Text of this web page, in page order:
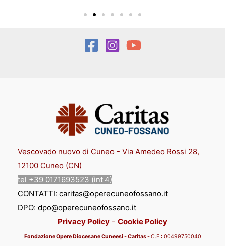
Vescovado nuovo di Cuneo - Via Amedeo Rossi 28,
12100 Cuneo (CN)
tel +39 0171693523 (int 4)
CONTATTI: caritas@operecuneofossano.it
DPO: dpo@operecuneofossano.it
Privacy Policy - Cookie Policy
Fondazione Opere Diocesane Cuneesi - Caritas -C.F.: 00499750040